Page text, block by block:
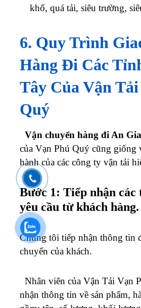
khổ, quá tải, siêu trường,
6. Quy Trình
Hàng Đi Các
Tây Của Vận
Quý
Vận chuyển hàng đi An
của Vạn Phú Quý cũng giống
hành của các công ty vận tải
Bước 1: Tiếp nhận các
yêu cầu từ khách hàng.
Chúng tôi tiếp nhận thông tin
chuyển của khách.
Nhân viên của Vận Tải Vạn
nhận thông tin về sản phẩm,